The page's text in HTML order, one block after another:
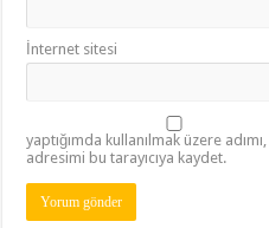
İnternet sitesi
yaptığımda kullanılmak üzere
adresimi bu tarayıcıya kaydet.